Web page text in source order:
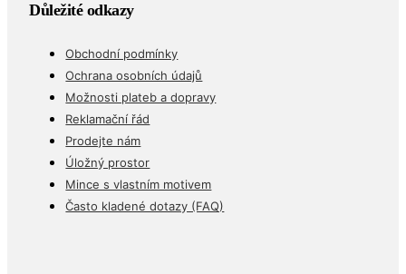
Důležité odkazy
Obchodní podmínky
Ochrana osobních údajů
Možnosti plateb a dopravy
Reklamační řád
Prodejte nám
Úložný prostor
Mince s vlastním motivem
Často kladené dotazy (FAQ)